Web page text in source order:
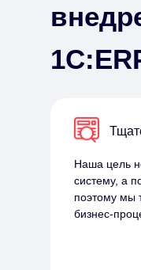
Наша цель
систему, а
поэтому мы
бизнес-